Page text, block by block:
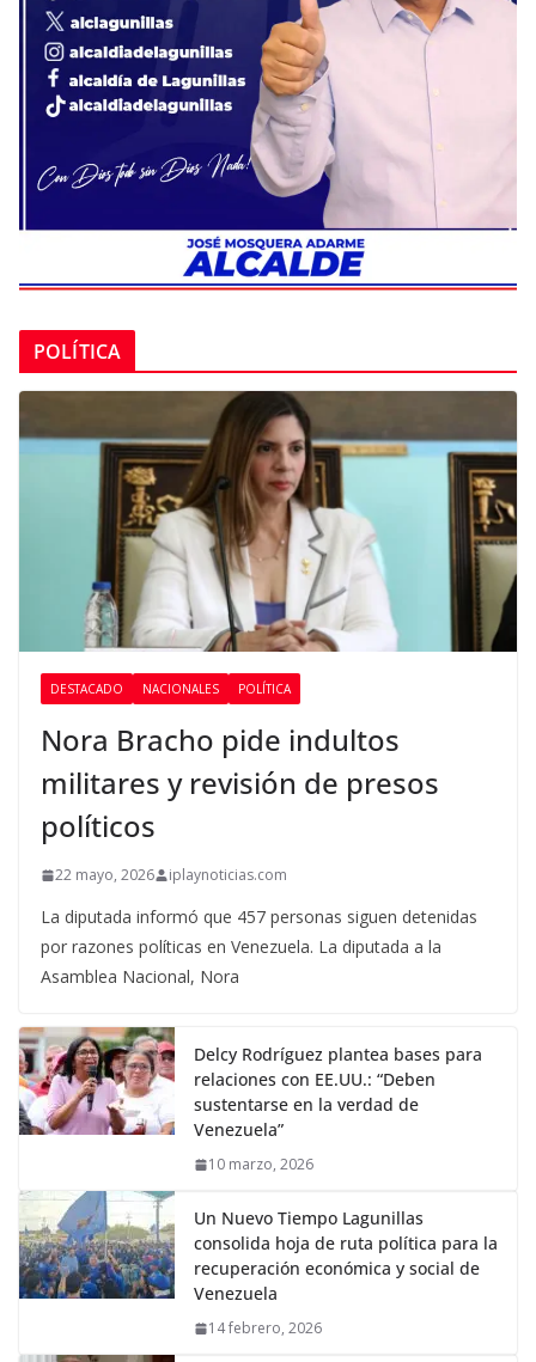
POLÍTICA
DESTACADO NACIONALES POLÍTICA
Nora Bracho pide indultos
militares y revisión de presos
políticos
22 mayo, 2026 iplaynoticias.com
La diputada informó que 457 personas siguen detenidas
por razones políticas en Venezuela. La diputada a la
Asamblea Nacional, Nora
Delcy Rodríguez plantea bases para
relaciones con EE.UU.: “Deben
sustentarse en la verdad de
Venezuela”
10 marzo, 2026
Un Nuevo Tiempo Lagunillas
consolida hoja de ruta política para la
recuperación económica y social de
Venezuela
14 febrero, 2026